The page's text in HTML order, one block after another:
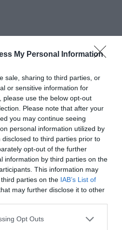
My Personal Information
sale, sharing to third parties, or
or sensitive information for
please use the below opt-out
Please note that after your
you may continue seeing
personal information utilized by
to third parties prior to
opt-out of the further
information by third parties on the
This information may
parties on the IAB’s List of
may further disclose it to other
Opt Outs